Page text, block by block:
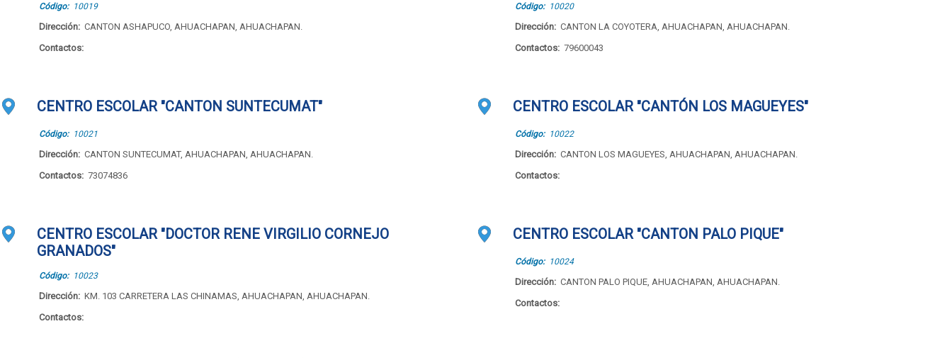
Código: 10019
Dirección: CANTON ASHAPUCO, AHUACHAPAN, AHUACHAPAN.
Contactos:
Código: 10020
Dirección: CANTON LA COYOTERA, AHUACHAPAN, AHUACHAPAN.
Contactos: 79600043
CENTRO ESCOLAR "CANTON SUNTECUMAT"
Código: 10021
Dirección: CANTON SUNTECUMAT, AHUACHAPAN, AHUACHAPAN.
Contactos: 73074836
CENTRO ESCOLAR "CANTÓN LOS MAGUEYES"
Código: 10022
Dirección: CANTON LOS MAGUEYES, AHUACHAPAN, AHUACHAPAN.
Contactos:
CENTRO ESCOLAR "DOCTOR RENE VIRGILIO CORNEJO
GRANADOS"
Código: 10023
Dirección: KM. 103 CARRETERA LAS CHINAMAS, AHUACHAPAN, AHUACHAPAN.
Contactos:
CENTRO ESCOLAR "CANTON PALO PIQUE"
Código: 10024
Dirección: CANTON PALO PIQUE, AHUACHAPAN, AHUACHAPAN.
Contactos: